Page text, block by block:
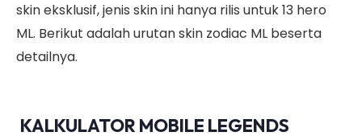
skin eksklusif, jenis skin ini hanya rilis untuk 13 hero
ML. Berikut adalah urutan skin zodiac ML beserta
detailnya.
KALKULATOR MOBILE LEGENDS